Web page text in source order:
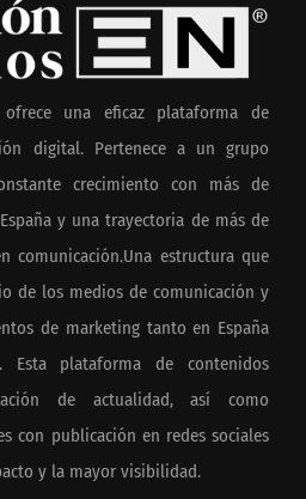
ofrece una eficaz plataforma de
digital. Pertenece a un grupo
crecimiento con más de
y una trayectoria de más de
comunicación.Una estructura que
de los medios de comunicación y
de marketing tanto en España
Esta plataforma de contenidos
de actualidad, así como
con publicación en redes sociales
y la mayor visibilidad.